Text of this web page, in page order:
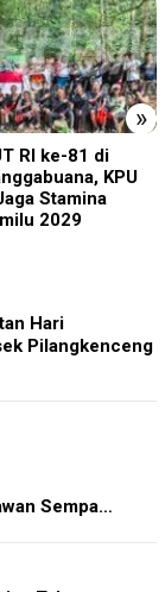
»
Diri Lewat Safari
Lumajang
Kamtibmas
Hari
Pilangkenceng
Sempa…